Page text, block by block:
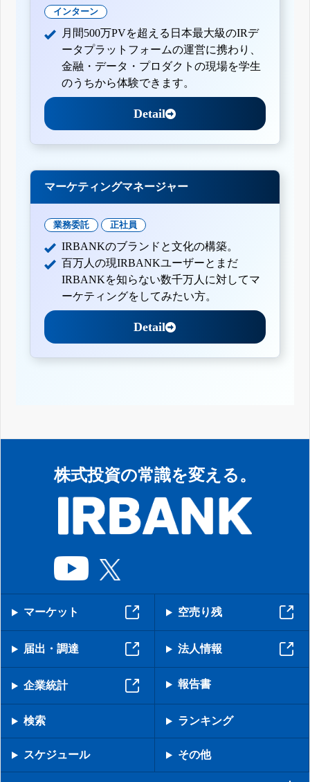
インターン
月間500万PVを超える日本最大級のIRデ
ータプラットフォームの運営に携わり、
金融・データ・プロダクトの現場を学生
のうちから体験できます。
Detail
マーケティングマネージャー
業務委託 正社員
IRBANKのブランドと文化の構築。
百万人の現IRBANKユーザーとまだ
IRBANKを知らない数千万人に対してマ
ーケティングをしてみたい方。
Detail
株式投資の常識を変える。
マーケット 空売り残
届出・調達 法人情報
企業統計 報告書
検索 ランキング
スケジュール その他